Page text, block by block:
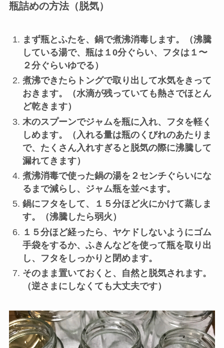
瓶詰めの方法（脱気）
まず瓶とふたを、鍋で煮沸消毒します。（沸騰
している湯で、瓶は１0分ぐらい、フタは１〜
２分ぐらいゆでる）
煮沸できたらトングで取り出して水気をきって
おきます。（水滴が残っていても熱さでほとん
ど乾きます）
木のスプーンでジャムを瓶に入れ、フタを軽く
しめます。（入れる量は瓶のくびれのあたりま
で、たくさん入れすぎると脱気の際に沸騰して
漏れてきます）
煮沸消毒で使った鍋の湯を２センチぐらいにな
るまで減らし、ジャム瓶を並べます。
鍋にフタをして、１５分ほど火にかけて蒸しま
す。（沸騰したら弱火）
１５分ほど経ったら、ヤケドしないようにゴム
手袋をするか、ふきんなどを使って瓶を取り出
し、フタをしっかりと閉めます。
そのまま置いておくと、自然と脱気されます。
（逆さまにしなくても大丈夫です）